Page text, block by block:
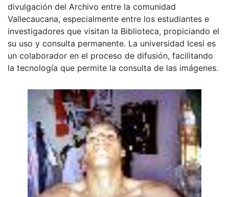
divulgación del Archivo entre la comunidad
Vallecaucana, especialmente entre los estudiantes e
investigadores que visitan la Biblioteca, propiciando el
su uso y consulta permanente. La universidad Icesi es
un colaborador en el proceso de difusión, facilitando
la tecnología que permite la consulta de las imágenes.